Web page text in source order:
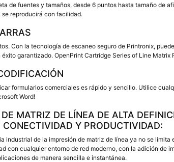
de fuentes y tamaños, desde 6 puntos hasta tamaño de
se reproducirá con facilidad.
Con la tecnología de escaneo seguro de Printronix,
garantizado. OpenPrint Cartridge Series of Line Matrix
formularios comerciales es rápido y sencillo. Utilice
Word!
MATRIZ DE LÍNEA DE ALTA
CONECTIVIDAD Y PRODUCTIVIDAD:
industrial de la impresión de matriz de línea ya no se
con cualquier entorno de red moderno, con la adición de
de manera sencilla e instantánea.